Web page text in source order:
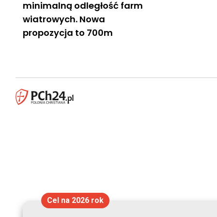
minimalną odległość farm
wiatrowych. Nowa
propozycja to 700m
Cel na 2026 rok